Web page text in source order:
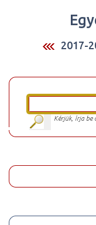
2017-
Kérjük, írja be